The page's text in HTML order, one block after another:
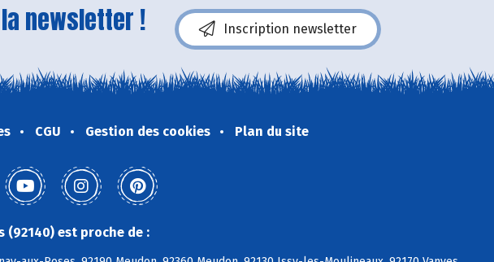
newsletter ! Inscription newsletter
CGU Gestion des cookies Plan du site
(92140) est proche de :